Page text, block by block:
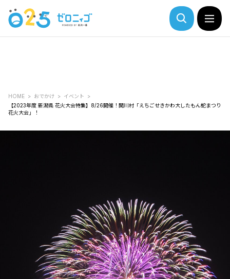
HOME おでかけ
イベント
【2023年度 新潟県 花火大会特集】8/26開催！関川村「えちごせきかわ大したもん蛇まつり
花火大会」！